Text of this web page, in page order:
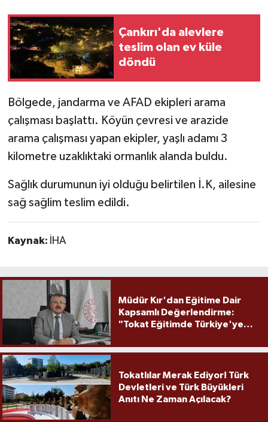
Çankırı'da alevlere
teslim olan ev küle
döndü
Bölgede, jandarma ve AFAD ekipleri arama
çalışması başlattı. Köyün çevresi ve arazide
arama çalışması yapan ekipler, yaşlı adamı 3
kilometre uzaklıktaki ormanlık alanda buldu.
Sağlık durumunun iyi olduğu belirtilen İ.K, ailesine
sağ sağlim teslim edildi.
Kaynak: İHA
Müdür Kır'dan Eğitime Dair
Kapsamlı Değerlendirme:
"Tokat Eğitimde Türkiye'ye
Tokatlılar Merak Ediyor! Türk
Devletleri ve Türk Büyükleri
Anıtı Ne Zaman Açılacak?